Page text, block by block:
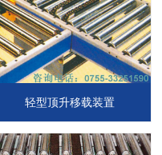
轻型顶升移载装置